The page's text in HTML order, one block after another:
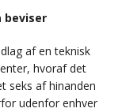
beviser
af en teknisk
hvoraf det
seks af hinanden
udenfor enhver